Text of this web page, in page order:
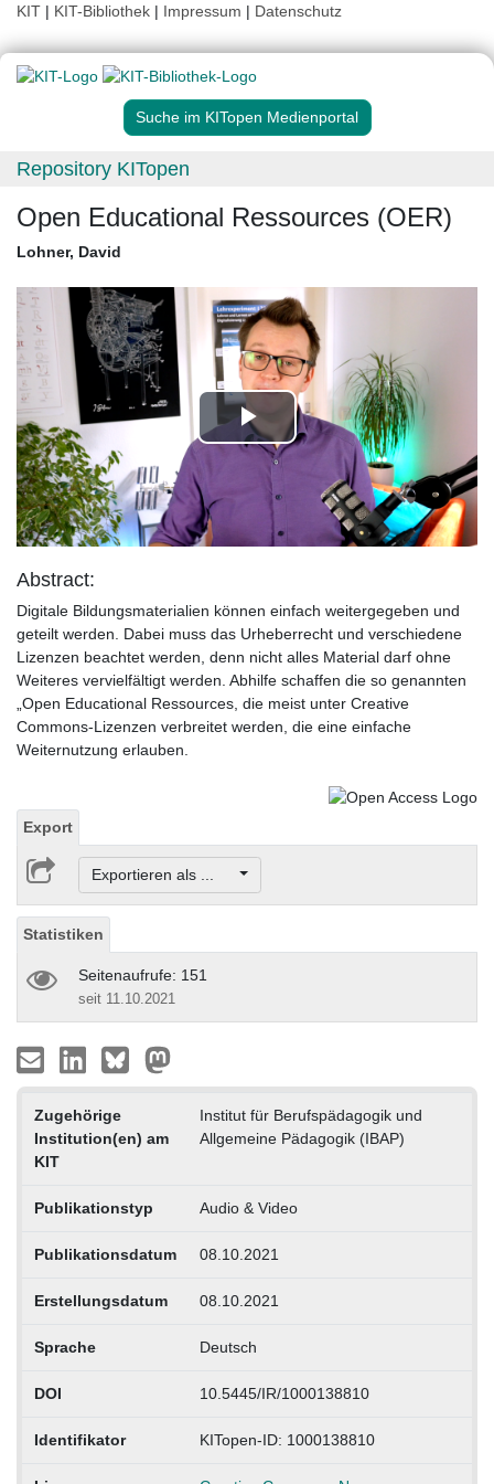
KIT | KIT-Bibliothek | Impressum | Datenschutz
Suche im KITopen Medienportal
Repository KITopen
Open Educational Ressources (OER)
Lohner, David
Play
Video
Abstract:
Digitale Bildungsmaterialien können einfach weitergegeben und
geteilt werden. Dabei muss das Urheberrecht und verschiedene
Lizenzen beachtet werden, denn nicht alles Material darf ohne
Weiteres vervielfältigt werden. Abhilfe schaffen die so genannten
„Open Educational Ressources, die meist unter Creative
Commons-Lizenzen verbreitet werden, die eine einfache
Weiternutzung erlauben.
Export
Exportieren als ...
Statistiken
Seitenaufrufe: 151
seit 11.10.2021
Zugehörige
Institution(en) am
KIT
Institut für Berufspädagogik und
Allgemeine Pädagogik (IBAP)
Publikationstyp Audio & Video
Publikationsdatum 08.10.2021
Erstellungsdatum 08.10.2021
Sprache Deutsch
DOI 10.5445/IR/1000138810
Identifikator KITopen-ID: 1000138810